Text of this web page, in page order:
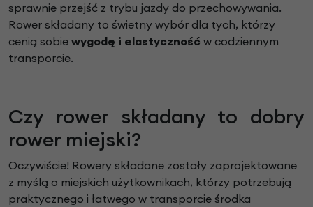
sprawnie przejść z trybu jazdy do przechowywania.
Rower składany to świetny wybór dla tych, którzy
cenią sobie wygodę i elastyczność w codziennym
transporcie.
Czy rower składany to dobry
rower miejski?
Oczywiście! Rowery składane zostały zaprojektowane
z myślą o miejskich użytkownikach, którzy potrzebują
praktycznego i łatwego w transporcie środka